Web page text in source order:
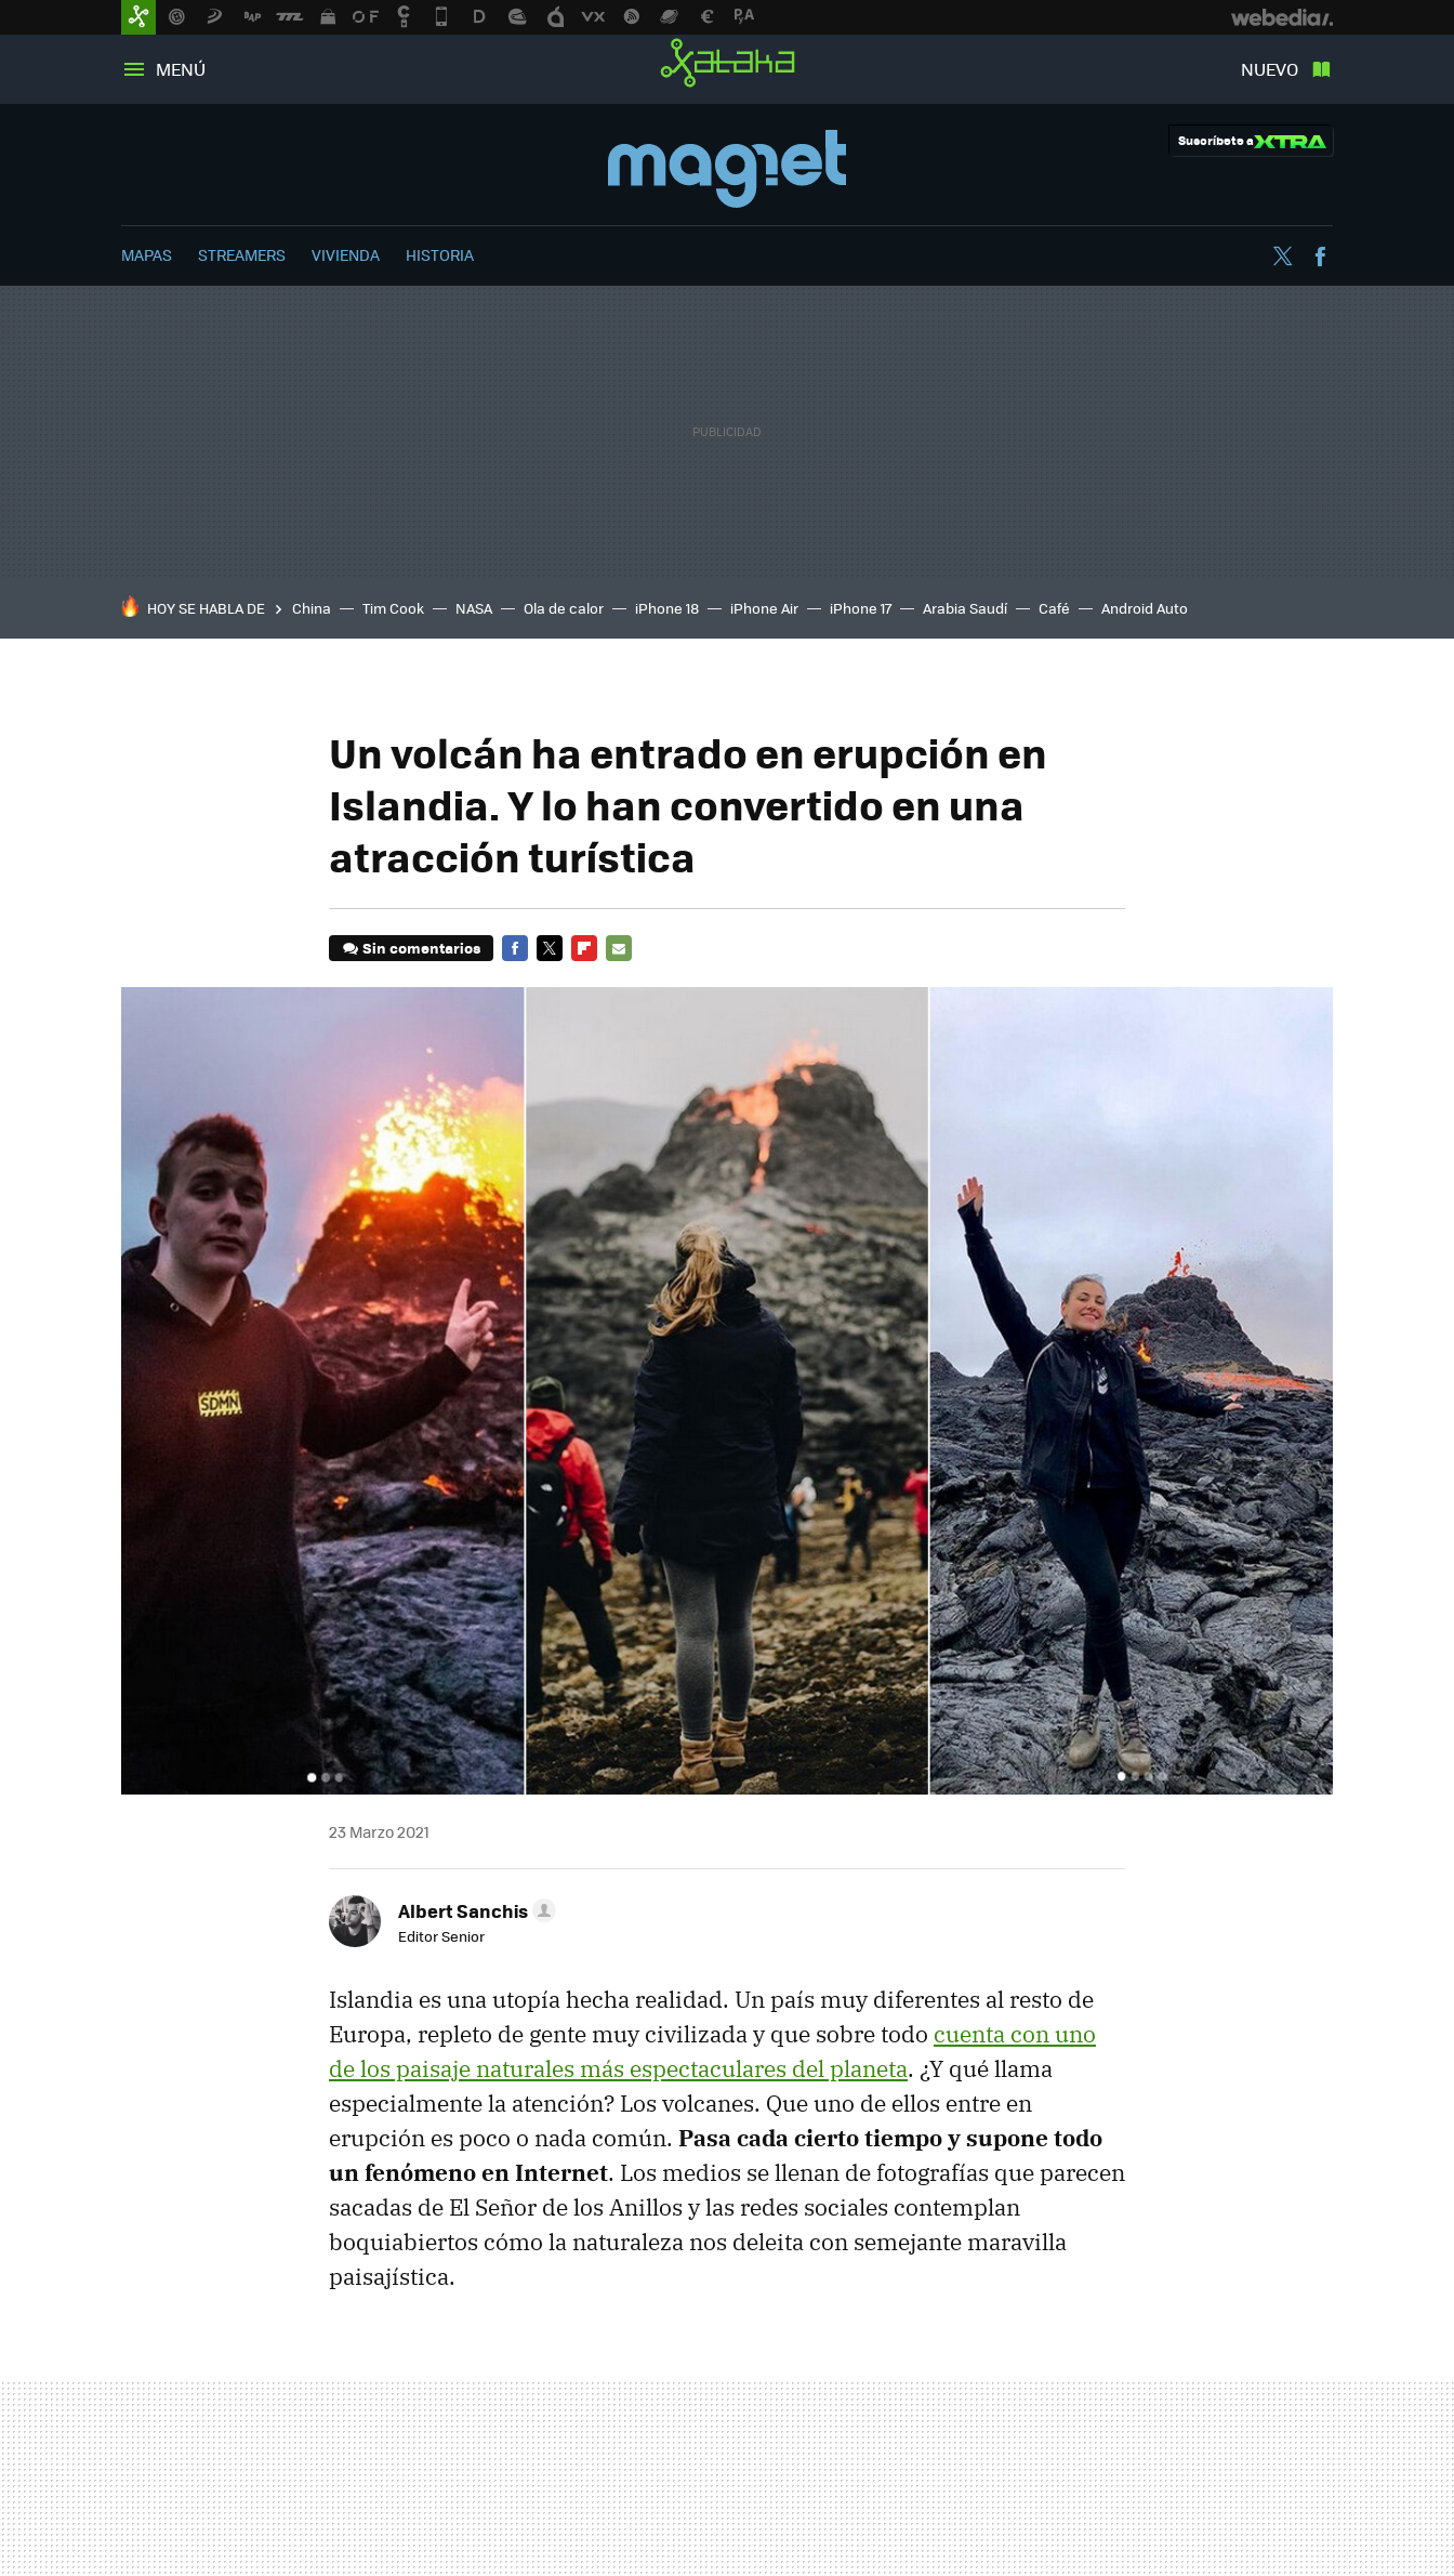
MENÚ NUEVO
Suscríbete a
MAPAS STREAMERS VIVIENDA HISTORIA Twitter
HOY SE HABLA DE China Tim Cook NASA Ola de calor iPhone 18 iPhone Air iPhone 17 Arabia Saudí Café Android Auto
Un volcán ha entrado en erupción en
Islandia. Y lo han convertido en una
atracción turística
Sin comentarios
23 Marzo 2021
Albert Sanchis
Editor Senior
Islandia es una utopía hecha realidad. Un país muy diferentes al resto de
Europa, repleto de gente muy civilizada y que sobre todo cuenta con uno
de los paisaje naturales más espectaculares del planeta. ¿Y qué llama
especialmente la atención? Los volcanes. Que uno de ellos entre en
erupción es poco o nada común. Pasa cada cierto tiempo y supone todo
un fenómeno en Internet. Los medios se llenan de fotografías que parecen
sacadas de El Señor de los Anillos y las redes sociales contemplan
boquiabiertos cómo la naturaleza nos deleita con semejante maravilla
paisajística.